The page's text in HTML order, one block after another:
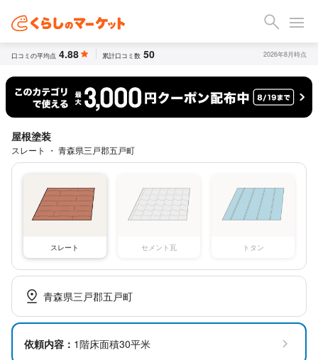
口コミの平均点 4.88 累計口コミ数 50 2026年8月時点
屋根塗装
スレート ・ 青森県三戸郡五戸町
スレート セメント瓦 トタン
青森県三戸郡五戸町
依頼内容： 1階床面積30平米